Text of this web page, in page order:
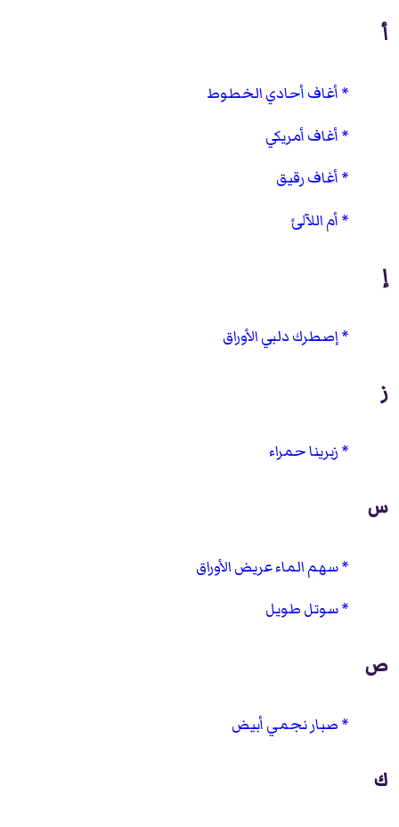
أ
أغاف أحادي الخطوط
أغاف أمريكي
أغاف رقيق
أم اللآلئ
إ
إصطرك دلبي الأوراق
ز
زبرينا حمراء
س
سهم الماء عريض الأوراق
سوتل طويل
ص
صبار نجمي أبيض
ك